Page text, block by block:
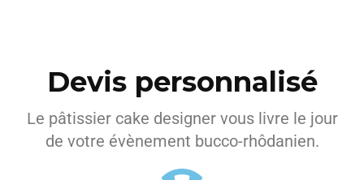
Devis personnalisé
Le pâtissier cake designer vous livre le jour
de votre évènement bucco-rhôdanien.